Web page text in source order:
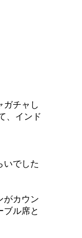
ガチャし
、インド
いでした
がカウン
ブル席と